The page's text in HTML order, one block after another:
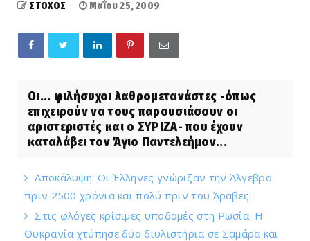
ΣΤΟΧΟΣ Μαΐου 25, 2009
Οι... φιλήσυχοι λαθρομετανάστες -όπως
επιχειρούν να τους παρουσιάσουν οι
αριστεριστές και ο ΣΥΡΙΖΑ- που έχουν
καταλάβει τον Άγιο Παντελεήμον...
Αποκάλυψη: Οι Έλληνες γνώριζαν την Άλγεβρα
πριν 2500 χρόνια και πολύ πριν του Άραβες!
Στις φλόγες κρίσιμες υποδομές στη Ρωσία: Η
Ουκρανία χτύπησε δύο διυλιστήρια σε Σαμάρα και